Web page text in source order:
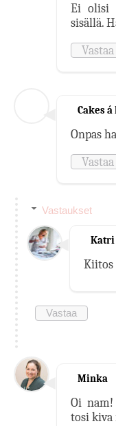
Ei olisi
sisällä.
Vastaa
Cakes
Onpas
Vastaa
Vastaukset
Katri
Kiitos
Vastaa
Minka
Oi
tosi kiva